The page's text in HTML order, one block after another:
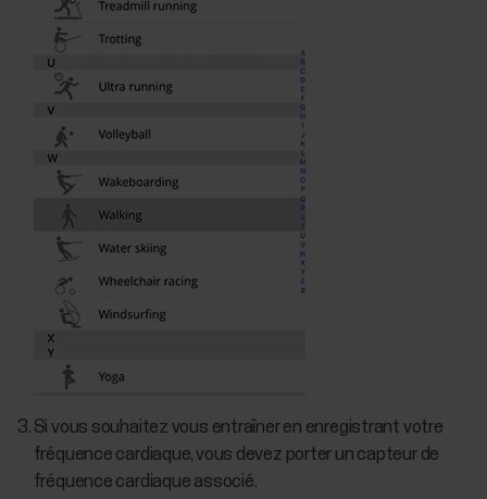
Si vous souhaitez vous entraîner en enregistrant votre
fréquence cardiaque, vous devez porter un capteur de
fréquence cardiaque associé.